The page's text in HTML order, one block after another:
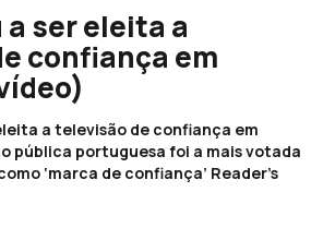
a ser eleita a
confiança em
a televisão de confiança em
pública portuguesa foi a mais votada
‘marca de confiança’ Reader's